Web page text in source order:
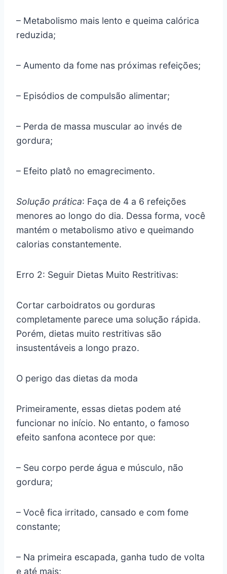
– Metabolismo mais lento e queima calórica
reduzida;
– Aumento da fome nas próximas refeições;
– Episódios de compulsão alimentar;
– Perda de massa muscular ao invés de
gordura;
– Efeito platô no emagrecimento.
Solução prática: Faça de 4 a 6 refeições
menores ao longo do dia. Dessa forma, você
mantém o metabolismo ativo e queimando
calorias constantemente.
Erro 2: Seguir Dietas Muito Restritivas:
Cortar carboidratos ou gorduras
completamente parece uma solução rápida.
Porém, dietas muito restritivas são
insustentáveis a longo prazo.
O perigo das dietas da moda
Primeiramente, essas dietas podem até
funcionar no início. No entanto, o famoso
efeito sanfona acontece por que:
– Seu corpo perde água e músculo, não
gordura;
– Você fica irritado, cansado e com fome
constante;
– Na primeira escapada, ganha tudo de volta
e até mais;